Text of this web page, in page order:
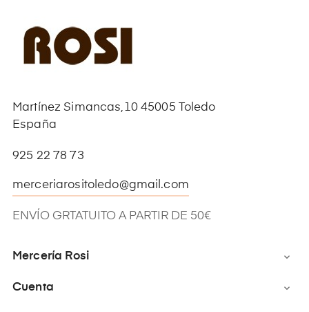
Martínez Simancas,10 45005 Toledo
España
925 22 78 73
merceriarositoledo@gmail.com
ENVÍO GRTATUITO A PARTIR DE 50€
Mercería Rosi 
Cuenta 